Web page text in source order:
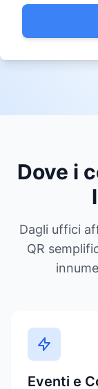
Dove i
Dagli uffici
QR
Eventi e